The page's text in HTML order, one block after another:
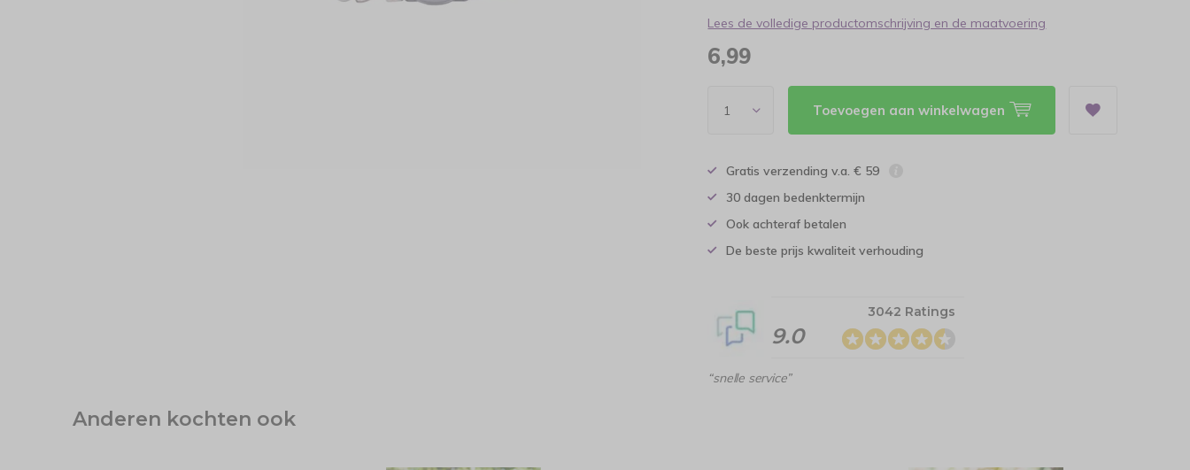
Lees de volledige productomschrijving en de maatvoering
6,99
Toevoegen aan winkelwagen
Gratis verzending v.a. € 59
30 dagen bedenktermijn
Ook achteraf betalen
De beste prijs kwaliteit verhouding
9.0
3042 Ratings
“snelle service”
Anderen kochten ook